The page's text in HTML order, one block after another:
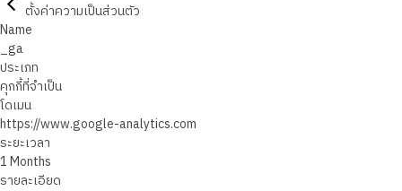
ตั้งค่าความเป็นส่วนตัว
Name
_ga
ประเภท
คุกกี้ที่จำเป็น
โดเมน
https://www.google-analytics.com
ระยะเวลา
1 Months
รายละเอียด